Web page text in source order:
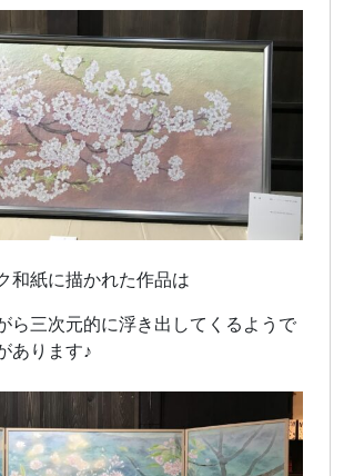
紙に描かれた作品は
ら三次元的に浮き出してくるようで
あります♪